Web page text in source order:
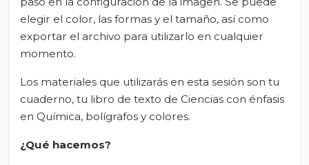
elegir el color, las formas y el tamaño, así como
exportar el archivo para utilizarlo en cualquier
momento.
Los materiales que utilizarás en esta sesión son tu
cuaderno, tu libro de texto de Ciencias con énfasis
en Química, bolígrafos y colores.
¿Qué hacemos?